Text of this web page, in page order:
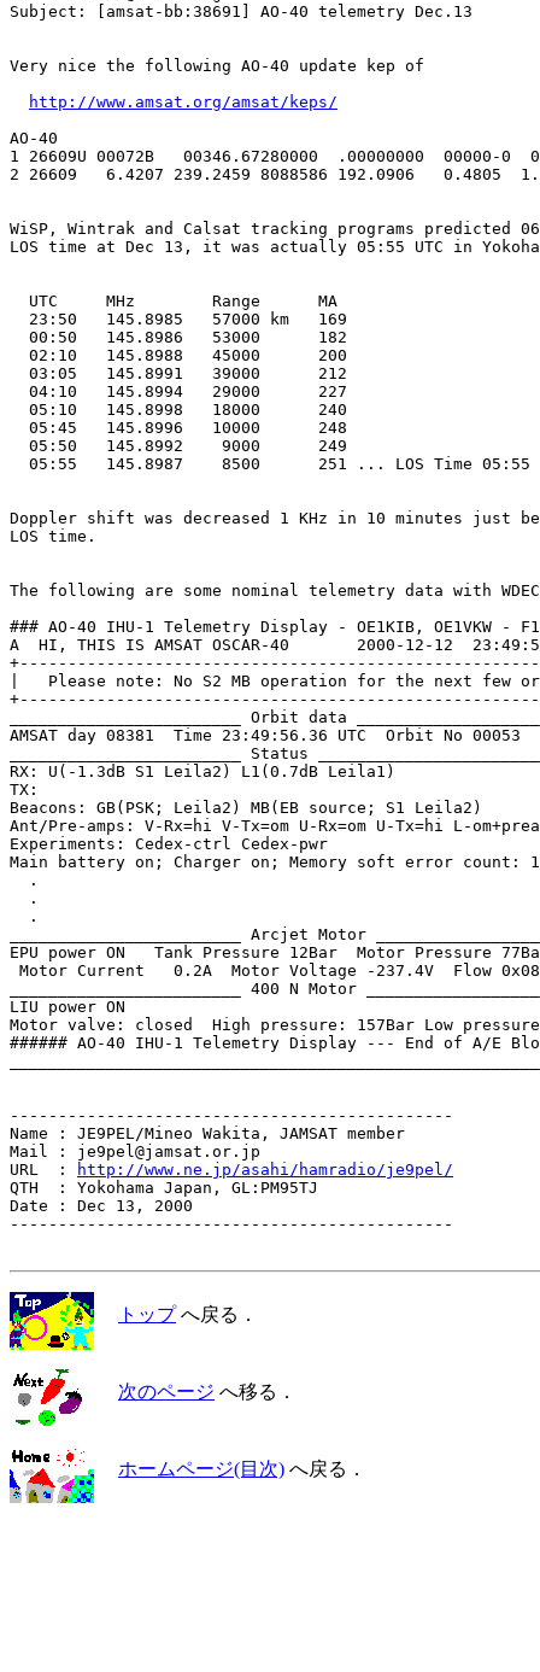
Subject: [amsat-bb:38691] AO-40 telemetry Dec.13
Very nice the following AO-40 update kep of
http://www.amsat.org/amsat/keps/
AO-40
1 26609U 00072B   00346.67280000  .00000000  00000-0
2 26609   6.4207 239.2459 8088586 192.0906   0.4805
WiSP, Wintrak and Calsat tracking programs predicted
LOS time at Dec 13, it was actually 05:55 UTC in
  UTC     MHz        Range      MA
  23:50   145.8985   57000 km   169
  00:50   145.8986   53000      182
  02:10   145.8988   45000      200
  03:05   145.8991   39000      212
  04:10   145.8994   29000      227
  05:10   145.8998   18000      240
  05:45   145.8996   10000      248
  05:50   145.8992    9000      249
05:55   145.8987    8500      251 ... LOS Time 05:55
Doppler shift was decreased 1 KHz in 10 minutes just
LOS time.
The following are some nominal telemetry data with
### AO-40 IHU-1 Telemetry Display - OE1KIB, OE1VKW -
A  HI, THIS IS AMSAT OSCAR-40       2000-12-12
|   Please note: No S2 MB operation for the next few
________________________ Orbit data
AMSAT day 08381  Time 23:49:56.36 UTC  Orbit No 00053
________________________ Status
RX: U(-1.3dB S1 Leila2) L1(0.7dB Leila1)
TX:
Beacons: GB(PSK; Leila2) MB(EB source; S1 Leila2)
Ant/Pre-amps: V-Rx=hi V-Tx=om U-Rx=om U-Tx=hi L-
Experiments: Cedex-ctrl Cedex-pwr
Main battery on; Charger on; Memory soft error count: 1
  .
  .
  .
________________________ Arcjet Motor
EPU power ON   Tank Pressure 12Bar  Motor Pressure
Motor Current   0.2A  Motor Voltage -237.4V  Flow 0x08
________________________ 400 N Motor
LIU power ON
Motor valve: closed  High pressure: 157Bar Low
###### AO-40 IHU-1 Telemetry Display --- End of A/E
----------------------------------------------
Name : JE9PEL/Mineo Wakita, JAMSAT member
Mail : je9pel@jamsat.or.jp
URL  :
http://www.ne.jp/asahi/hamradio/je9pel/
QTH  : Yokohama Japan, GL:PM95TJ
Date : Dec 13, 2000
----------------------------------------------
トップへ戻る．
次のページ へ移る．
ホームページ(目次) へ戻る．